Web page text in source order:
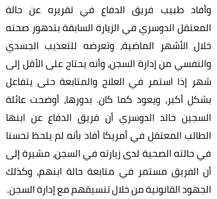
وأفاد طبيب فريق الدفاع في تقريره عن حالة
المعتقل الدوسري في الزيارة السابقة بتدهور صحته
خلال الأشهر الماضية، وتعرضه للتعذيب الجسدي
والنفسي من إدارة السجن، وأنه يحتاج على الأقل إلى
شهر إذا استمر في العلاج والمتابعة حتى يتفاعل
بشكل أكبر، ويعود كما كان. بدورها، أوضحت عائلة
السجين خالد الدوسري أن فريق الدفاع عن ابنها
الطالب المعتقل في أمريكا أفاد بأنه لم يلحظ تحسنا
في حالته الصحية لدى زيارته في السجن، مشيرة إلى
أن الفريق مستمر في متابعة حالة ابنهم، وكذلك
الجهود القانونية من خلال تنسيقهم مع إدارة السجن.